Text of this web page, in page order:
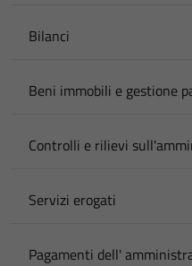
Bilanci
Beni immobili e gestione
Controlli e rilievi
Servizi erogati
Pagamenti dell'